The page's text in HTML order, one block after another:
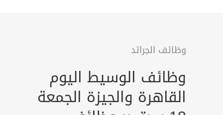
وظائف الجرائد
وظائف الوسيط اليوم
القاهرة والجيزة الجمعة